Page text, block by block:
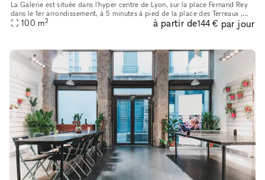
La Galerie est située dans l'hyper centre de Lyon, sur la place Fernand Rey
dans le 1er arrondissement, à 5 minutes à pied de la place des Terreaux ,
dans un quartier culturel et authentique. Nous vo
100 m2 à partir de144 € par jour